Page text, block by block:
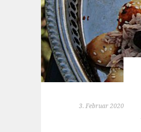
3. Februar 2020